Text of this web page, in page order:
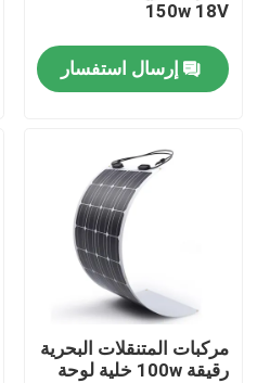
مراقبة الجودة
لوحة شمسية محمولة
لوحة شمسية مرنة
بطانية شمسية قابلة للطي
شاحن البطاريات الشمسية
150w 18V
إرسال استفسار
مركبات المتنقلات البحرية
رقيقة 100w خلية لوحة